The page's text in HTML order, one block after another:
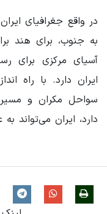
در واقع جغرافیای
به جنوب، برای هند
آسیای مرکزی برای
ایران دارد. با راه
سواحل مکران و
دارد، ایران می‌تواند